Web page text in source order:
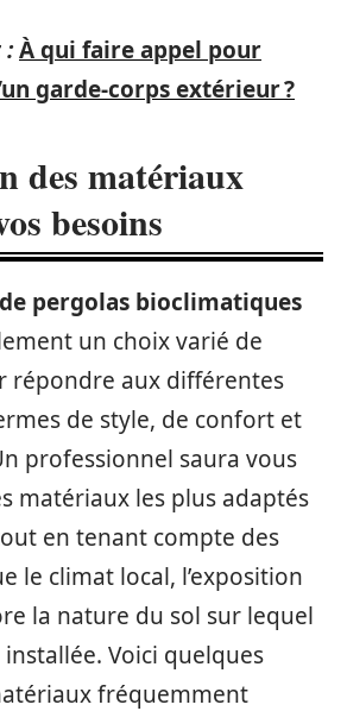
:À qui faire appel pour
garde-corps extérieur ?
des matériaux
besoins
pergolas bioclimatiques
un choix varié de
répondre aux différentes
de style, de confort et
professionnel saura vous
matériaux les plus adaptés
en tenant compte des
le climat local, l’exposition
la nature du sol sur lequel
Voici quelques
fréquemment